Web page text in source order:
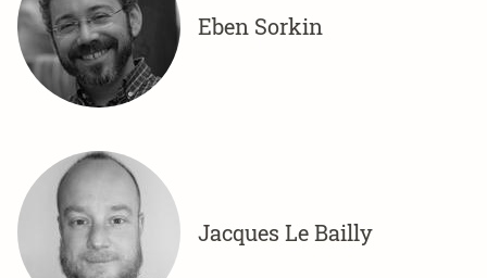
Eben Sorkin
Jacques Le Bailly